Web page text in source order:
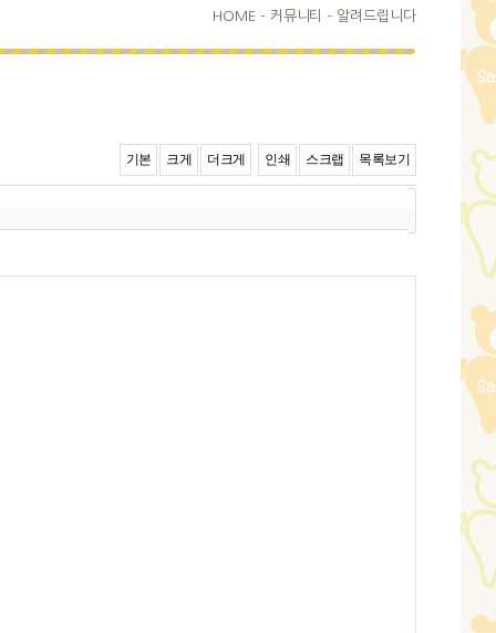
HOME - 커뮤니티 - 알려드립니다
기본 크게 더크게 인쇄 스크랩 목록보기